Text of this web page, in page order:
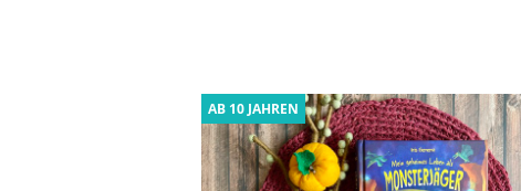
AB 10 JAHREN